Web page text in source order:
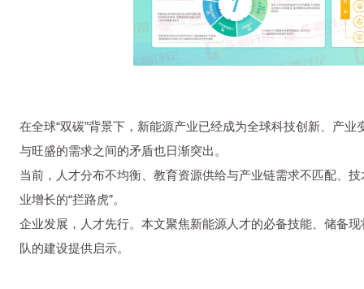
在全球“双碳”背景下，新能源产业已经成为全球科技创新、产
与旺盛的需求之间的矛盾也日渐突出。
当前，人才分布不均衡、教育资源供给与产业链需求不匹配、
业增长的“拦路虎”。
企业发展，人才先行。本文聚焦新能源人才的必备技能、储备
队的建设提供启示。